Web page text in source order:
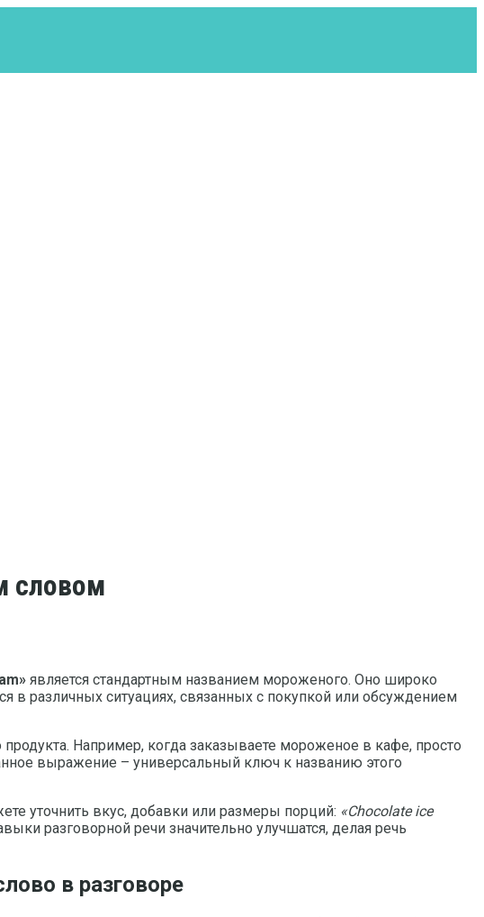
словом
является стандартным названием мороженого. Оно широко
в различных ситуациях, связанных с покупкой или обсуждением
Например, когда заказываете мороженое в кафе, просто
выражение – универсальный ключ к названию этого
уточнить вкус, добавки или размеры порций: «Chocolate ice
разговорной речи значительно улучшатся, делая речь
в разговоре